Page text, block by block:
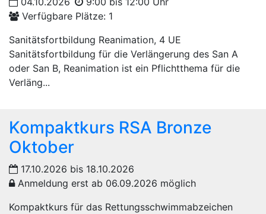
Verfügbare Plätze: 1
Sanitätsfortbildung Reanimation, 4 UE
Sanitätsfortbildung für die Verlängerung des San A
oder San B, Reanimation ist ein Pflichtthema für die
Verläng...
Kompaktkurs RSA Bronze
Oktober
17.10.2026 bis 18.10.2026
Anmeldung erst ab 06.09.2026 möglich
Kompaktkurs für das Rettungsschwimmabzeichen